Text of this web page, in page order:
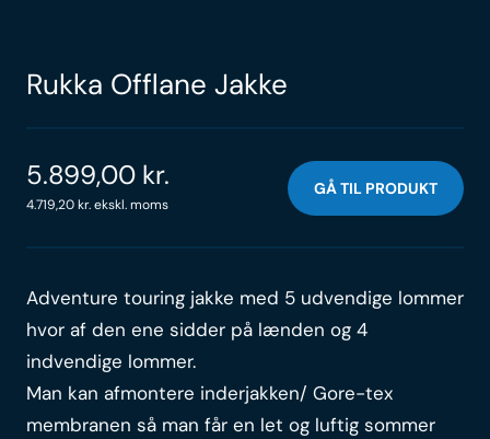
Rukka Offlane Jakke
5.899,00 kr.
4.719,20kr.ekskl. moms
GÅ TIL PRODUKT
Adventure touring jakke med 5 udvendige lommer
hvor af den ene sidder på lænden og 4
indvendige lommer.
Man kan afmontere inderjakken/ Gore-tex
membranen så man får en let og luftig sommer